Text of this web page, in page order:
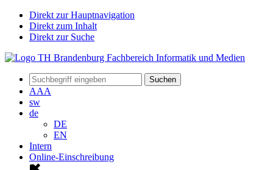
Direkt zur Hauptnavigation
Direkt zum Inhalt
Direkt zur Suche
Suchen
AAA
sw
de
DE
EN
Intern
Online-Einschreibung